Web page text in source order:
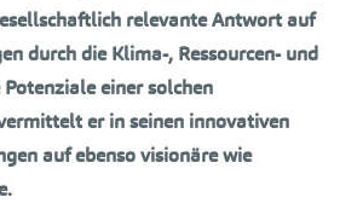
relevante Antwort auf
durch die Klima-, Ressourcen- und
einer solchen
er in seinen innovativen
auf ebenso visionäre wie